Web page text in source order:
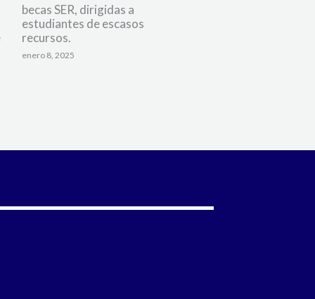
becas SER, dirigidas a
estudiantes de escasos
recursos.
enero 8, 2025